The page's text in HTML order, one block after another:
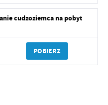
cudzoziemca na pobyt
POBIERZ